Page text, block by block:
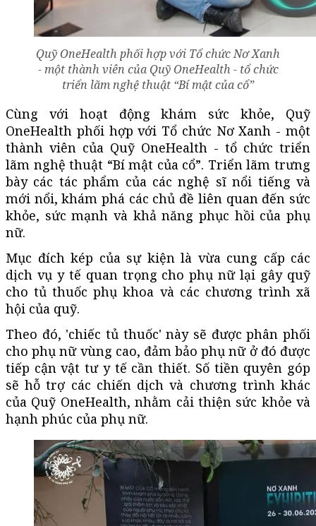
Quỹ OneHealth phối hợp với Tổ chức Nơ Xanh
- một thành viên của Quỹ OneHealth - tổ chức
triển lãm nghệ thuật “Bí mật của cổ”
Cùng với hoạt động khám sức khỏe, Quỹ
OneHealth phối hợp với Tổ chức Nơ Xanh - một
thành viên của Quỹ OneHealth - tổ chức triển
lãm nghệ thuật “Bí mật của cổ”. Triển lãm trưng
bày các tác phẩm của các nghệ sĩ nổi tiếng và
mới nổi, khám phá các chủ đề liên quan đến sức
khỏe, sức mạnh và khả năng phục hồi của phụ
nữ.
Mục đích kép của sự kiện là vừa cung cấp các
dịch vụ y tế quan trọng cho phụ nữ lại gây quỹ
cho tủ thuốc phụ khoa và các chương trình xã
hội của quỹ.
Theo đó, 'chiếc tủ thuốc' này sẽ được phân phối
cho phụ nữ vùng cao, đảm bảo phụ nữ ở đó được
tiếp cận vật tư y tế cần thiết. Số tiền quyên góp
sẽ hỗ trợ các chiến dịch và chương trình khác
của Quỹ OneHealth, nhằm cải thiện sức khỏe và
hạnh phúc của phụ nữ.